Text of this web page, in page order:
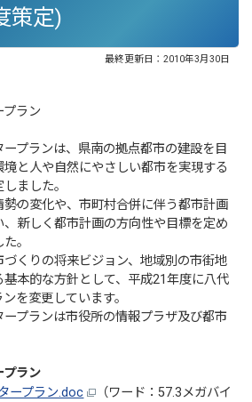
策定)
最終更新日： 2010年3月30日
プラン
プランは、県南の拠点都市の建設を目
と人や自然にやさしい都市を実現する
ました。
の変化や、市町村合併に伴う都市計画
新しく都市計画の方向性や目標を定め
。
くりの将来ビジョン、地域別の市街地
本的な方針として、平成21年度に八代
を変更しています。
プランは市役所の情報プラザ及び都市
プラン
ープラン.doc
（ワード：57.3メガバイ